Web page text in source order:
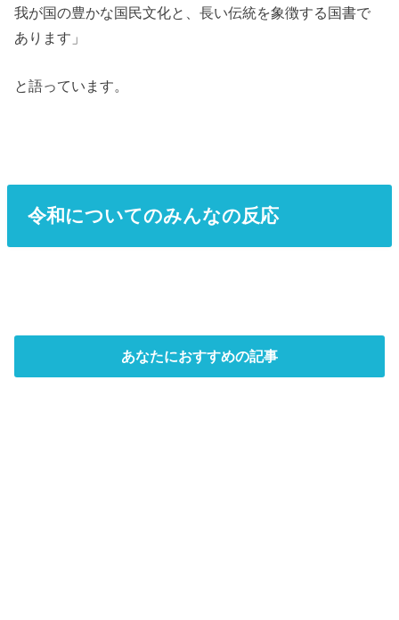
我が国の豊かな国民文化と、長い伝統を象徴する国書で
あります」
と語っています。
令和についてのみんなの反応
あなたにおすすめの記事